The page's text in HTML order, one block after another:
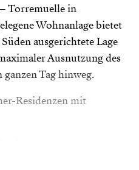
Torremuelle in
Wohnanlage bietet
ausgerichtete Lage
Ausnutzung des
Tag hinweg.
Residenzen mit
ein offenes